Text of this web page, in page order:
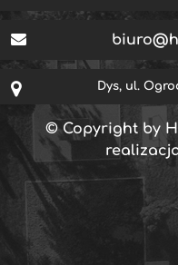
Dys, ul.
© Copyright by